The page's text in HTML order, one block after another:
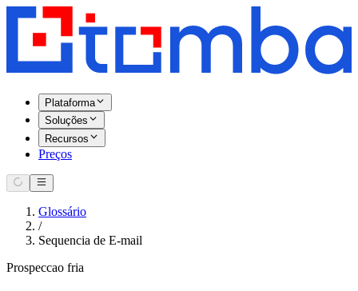
Plataforma
Soluções
Recursos
Preços
Glossário
/
Sequencia de E-mail
Prospeccao fria